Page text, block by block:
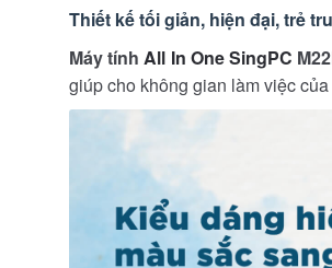
Thiết kế tối giản, hiện đại, trẻ
Máy tínhAll In One SingPC
giúp cho không gian làm việc